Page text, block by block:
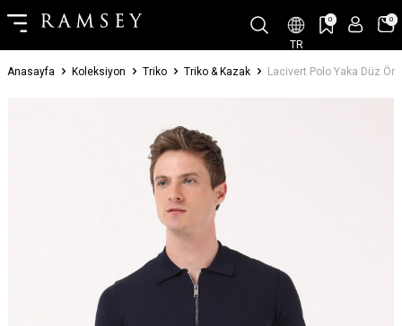
TR
0 0
Anasayfa Koleksiyon Triko Triko & Kazak Lacivert Polo Yaka Düz